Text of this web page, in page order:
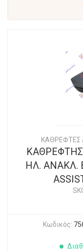
ΚΑΘΡΕΦΤΕΣ
ΗΛ. ΑΝΑΚΛ.
Κωδικός: